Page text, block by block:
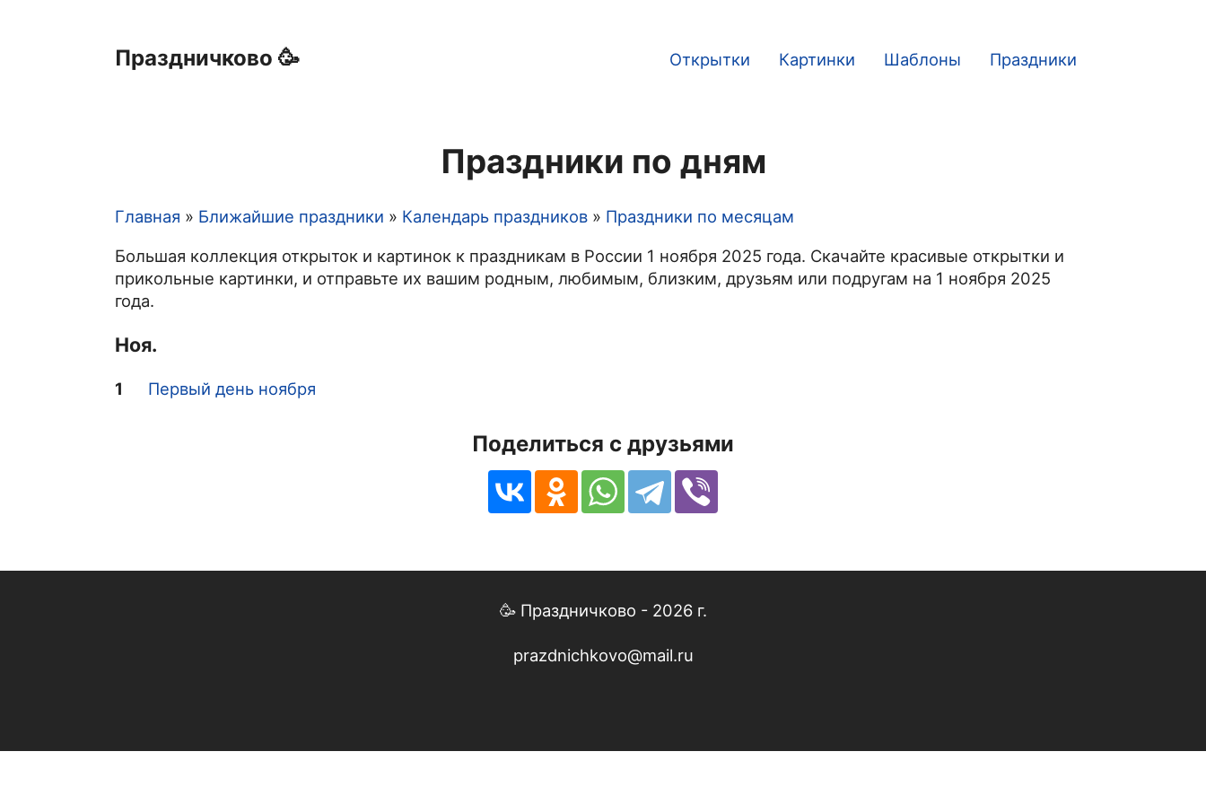
Праздничково 🥳 Открытки Картинки Шаблоны Праздники
Праздники по дням
Строка
навигации
Главная Ближайшие праздники Календарь праздников
Праздники по месяцам
Большая коллекция открыток и картинок к праздникам в России 1 ноября 2025 года. Скачайте красивые открытки и
прикольные картинки, и отправьте их вашим родным, любимым, близким, друзьям или подругам на 1 ноября 2025
года.
Ноя.
1 Первый день ноября
Поделиться с друзьями
🥳 Праздничково - 2026 г.
prazdnichkovo@mail.ru